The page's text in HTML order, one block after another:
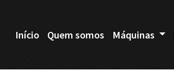
Início Quem somos Máquinas